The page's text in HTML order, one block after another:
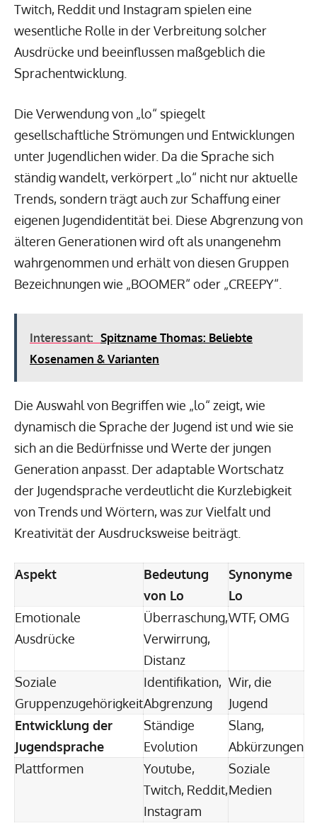
Twitch, Reddit und Instagram spielen eine
wesentliche Rolle in der Verbreitung solcher
Ausdrücke und beeinflussen maßgeblich die
Sprachentwicklung.
Die Verwendung von „lo“ spiegelt
gesellschaftliche Strömungen und Entwicklungen
unter Jugendlichen wider. Da die Sprache sich
ständig wandelt, verkörpert „lo“ nicht nur aktuelle
Trends, sondern trägt auch zur Schaffung einer
eigenen Jugendidentität bei. Diese Abgrenzung von
älteren Generationen wird oft als unangenehm
wahrgenommen und erhält von diesen Gruppen
Bezeichnungen wie „BOOMER“ oder „CREEPY“.
Interessant: Spitzname Thomas: Beliebte
Kosenamen & Varianten
Die Auswahl von Begriffen wie „lo“ zeigt, wie
dynamisch die Sprache der Jugend ist und wie sie
sich an die Bedürfnisse und Werte der jungen
Generation anpasst. Der adaptable Wortschatz
der Jugendsprache verdeutlicht die Kurzlebigkeit
von Trends und Wörtern, was zur Vielfalt und
Kreativität der Ausdrucksweise beiträgt.
Aspekt
Bedeutung
von Lo
Synonyme
Lo
Emotionale
Ausdrücke
Überraschung,
Verwirrung,
Distanz
WTF, OMG
Soziale
Gruppenzugehörigkeit
Identifikation,
Abgrenzung
Wir, die
Jugend
Entwicklung der
Jugendsprache
Ständige
Evolution
Slang,
Abkürzungen
Plattformen
Youtube,
Twitch, Reddit,
Instagram
Soziale
Medien